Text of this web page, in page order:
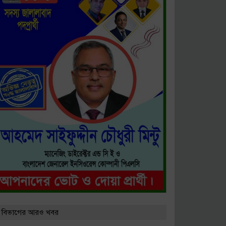
দর্শানোর নোটিশ
আরও খবর